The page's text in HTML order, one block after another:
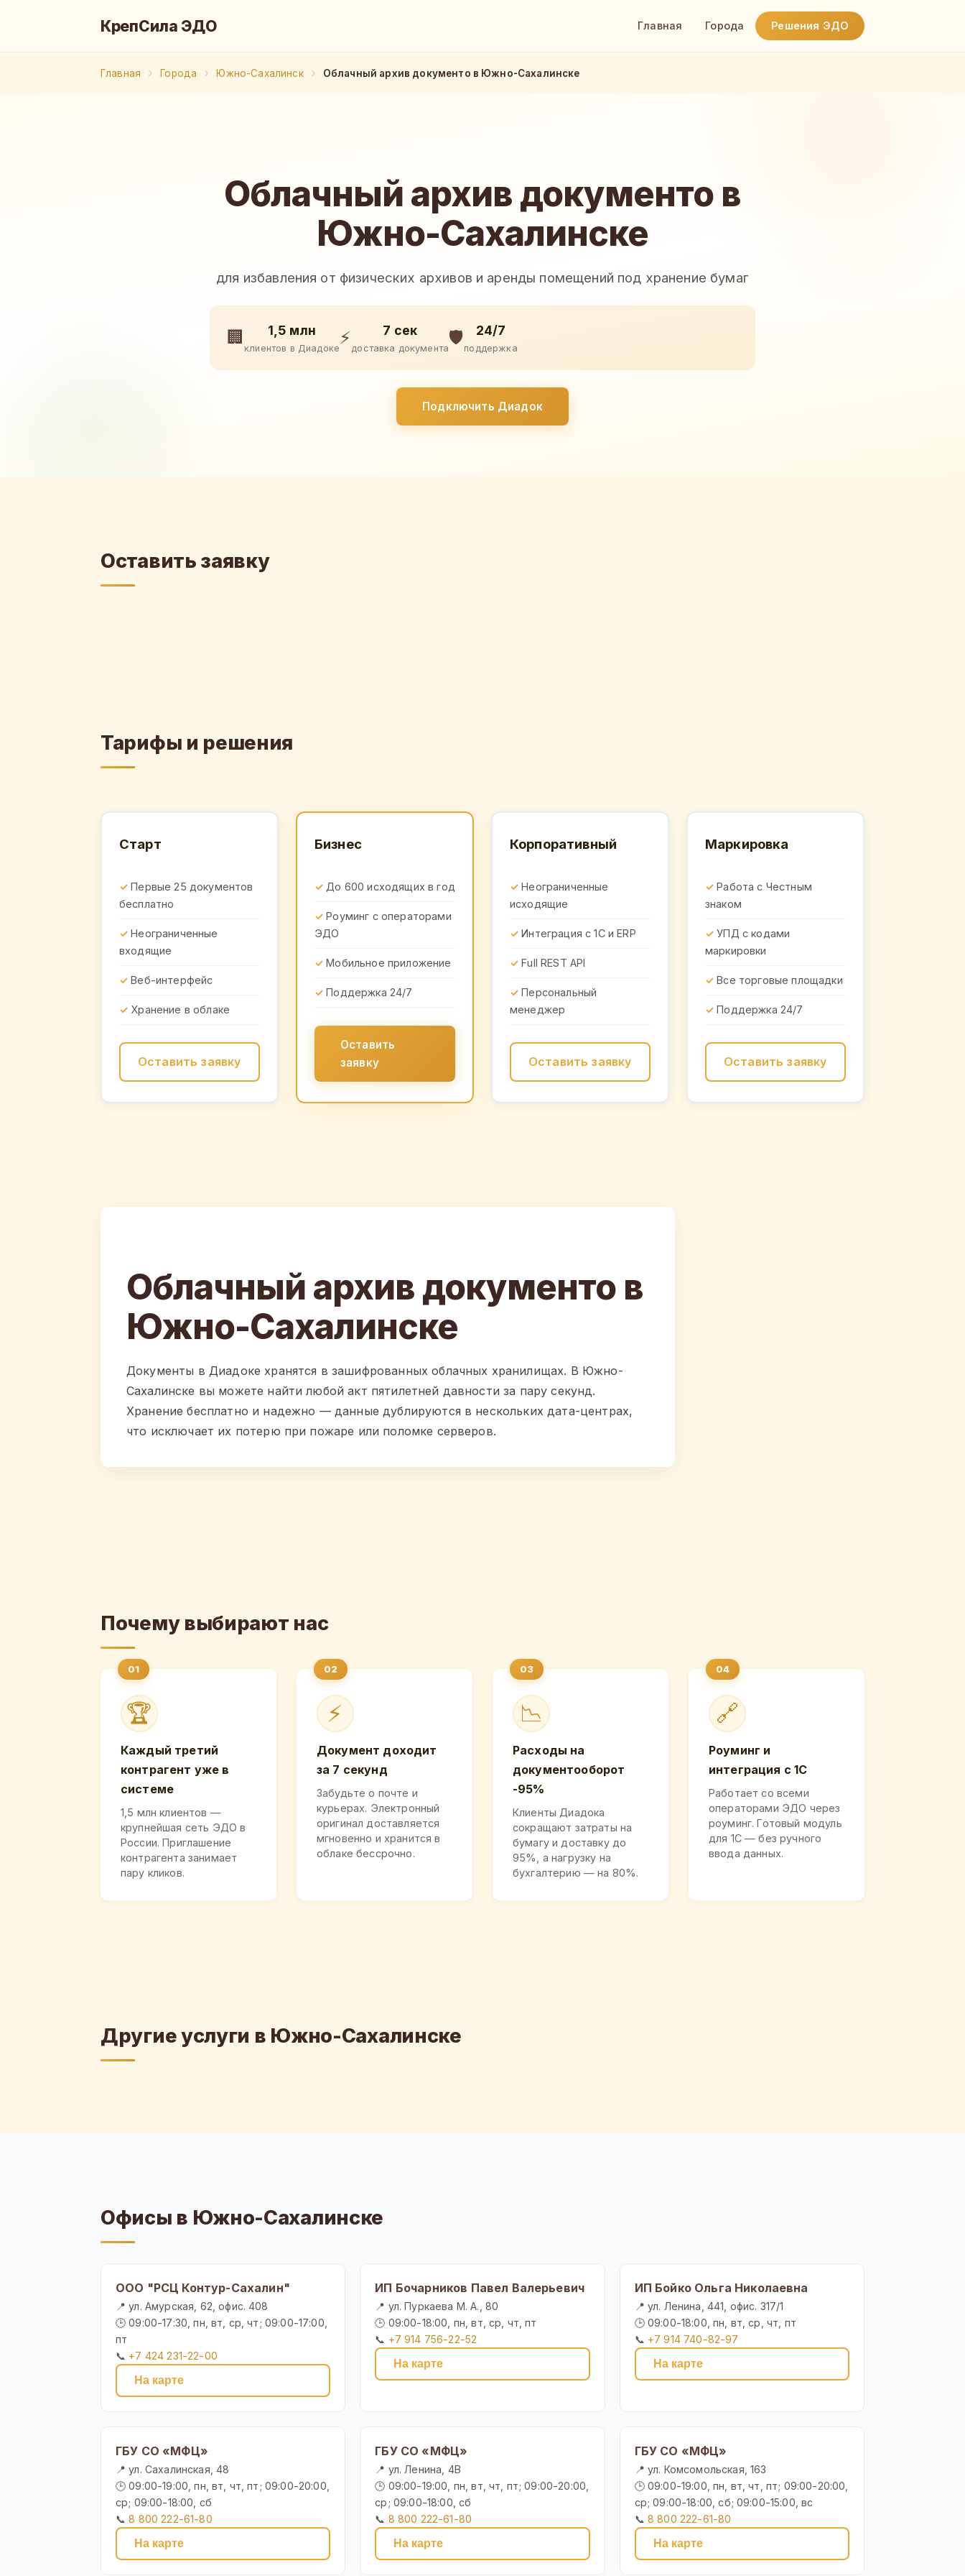
КрепСила ЭДО Главная Города Решения ЭДО
Главная Города Южно-Сахалинск Облачный архив документо в Южно-Сахалинске
Облачный архив документо в
Южно-Сахалинске
для избавления от физических архивов и аренды помещений под хранение бумаг
🏢 1,5 млн
клиентов в Диадоке
⚡ 7 сек
доставка документа
🛡️ 24/7
поддержка
Подключить Диадок
Оставить заявку
Тарифы и решения
Старт
Первые 25 документов
бесплатно
Неограниченные
входящие
Веб-интерфейс
Хранение в облаке
Оставить заявку
Бизнес
До 600 исходящих в год
Роуминг с операторами
ЭДО
Мобильное приложение
Поддержка 24/7
Оставить
заявку
Корпоративный
Неограниченные
исходящие
Интеграция с 1С и ERP
Full REST API
Персональный
менеджер
Оставить заявку
Маркировка
Работа с Честным
знаком
УПД с кодами
маркировки
Все торговые площадки
Поддержка 24/7
Оставить заявку
Облачный архив документо в
Южно-Сахалинске
Документы в Диадоке хранятся в зашифрованных облачных хранилищах. В Южно-
Сахалинске вы можете найти любой акт пятилетней давности за пару секунд.
Хранение бесплатно и надежно — данные дублируются в нескольких дата-центрах,
что исключает их потерю при пожаре или поломке серверов.
Почему выбирают нас
🏆
Каждый третий
контрагент уже в
системе
1,5 млн клиентов —
крупнейшая сеть ЭДО в
России. Приглашение
контрагента занимает
пару кликов.
⚡
Документ доходит
за 7 секунд
Забудьте о почте и
курьерах. Электронный
оригинал доставляется
мгновенно и хранится в
облаке бессрочно.
📉
Расходы на
документооборот
-95%
Клиенты Диадока
сокращают затраты на
бумагу и доставку до
95%, а нагрузку на
бухгалтерию — на 80%.
🔗
Роуминг и
интеграция с 1С
Работает со всеми
операторами ЭДО через
роуминг. Готовый модуль
для 1С — без ручного
ввода данных.
Другие услуги в Южно-Сахалинске
Офисы в Южно-Сахалинске
ООО "РСЦ Контур-Сахалин"
📍 ул. Амурская, 62, офис. 408
🕒 09:00-17:30, пн, вт, ср, чт; 09:00-17:00,
пт
📞 +7 424 231-22-00
На карте
ИП Бочарников Павел Валерьевич
📍 ул. Пуркаева М. А., 80
🕒 09:00-18:00, пн, вт, ср, чт, пт
📞 +7 914 756-22-52
На карте
ИП Бойко Ольга Николаевна
📍 ул. Ленина, 441, офис. 317/1
🕒 09:00-18:00, пн, вт, ср, чт, пт
📞 +7 914 740-82-97
На карте
ГБУ СО «МФЦ»
📍 ул. Сахалинская, 48
🕒 09:00-19:00, пн, вт, чт, пт; 09:00-20:00,
ср; 09:00-18:00, сб
📞8 800 222-61-80
На карте
ГБУ СО «МФЦ»
📍 ул. Ленина, 4В
🕒 09:00-19:00, пн, вт, чт, пт; 09:00-20:00,
ср; 09:00-18:00, сб
📞 8 800 222-61-80
На карте
ГБУ СО «МФЦ»
📍 ул. Комсомольская, 163
🕒 09:00-19:00, пн, вт, чт, пт; 09:00-20:00,
ср; 09:00-18:00, сб; 09:00-15:00, вс
📞 8 800 222-61-80
На карте